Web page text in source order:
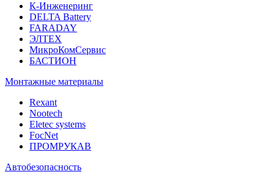
К-Инженеринг
DELTA Battery
FARADAY
ЭЛТЕХ
МикроКомСервис
БАСТИОН
Монтажные материалы
Rexant
Nootech
Eletec systems
FocNet
ПРОМРУКАВ
Автобезопасность